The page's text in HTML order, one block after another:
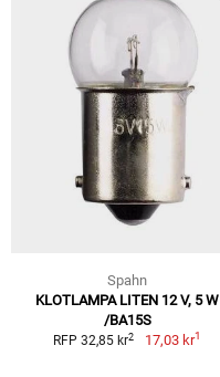
Spahn
KLOTLAMPA LITEN 12 V, 5 W
/BA15S
RFP 32,85 kr2 17,03 kr1